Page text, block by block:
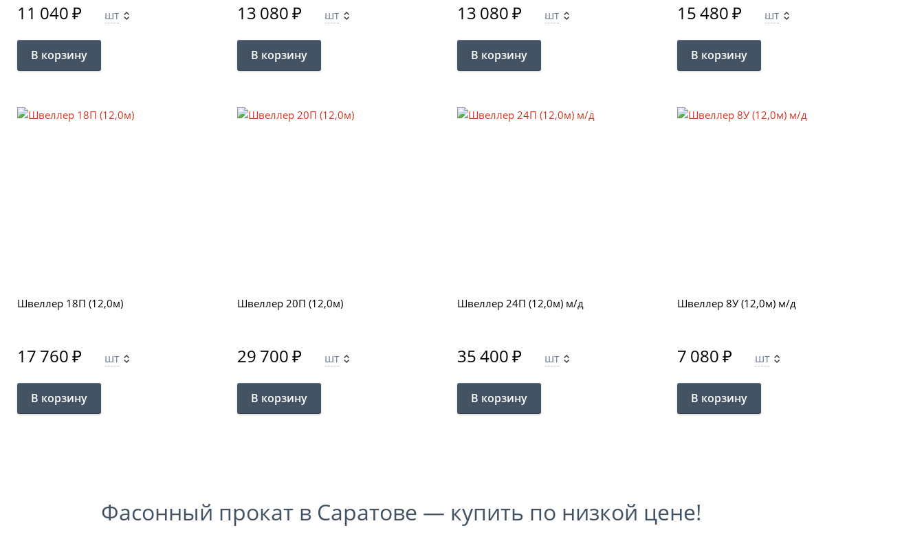
11 040₽ шт 13 080₽ шт 13 080₽ шт 15 480₽ шт
Швеллер 18П (12,0м)
17 760₽ шт
Швеллер 20П (12,0м)
29 700₽ шт
Швеллер 24П (12,0м) м/д
35 400₽ шт
Швеллер 8У (12,0м) м/д
7 080₽ шт
Фасонный прокат в Саратове — купить по низкой цене!